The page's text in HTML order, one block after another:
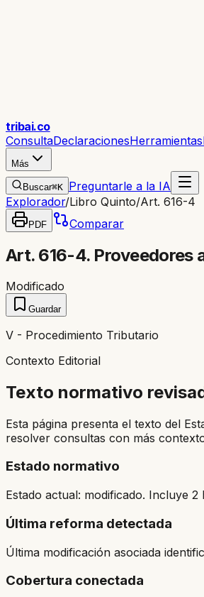
tribai.co
ConsultaDeclaracionesHerramientas
Más
Buscar⌘K Preguntarle a la IA
Explorador/Libro Quinto/Art. 616-4
PDF Comparar
Art. 616-4. Proveedores
Modificado
Guardar
V - Procedimiento Tributario
Contexto Editorial
Texto normativo
Esta página presenta el texto del
resolver consultas con más
Estado normativo
Estado actual: modificado. Incluye
Última reforma detectada
Última modificación asociada
Cobertura conectada